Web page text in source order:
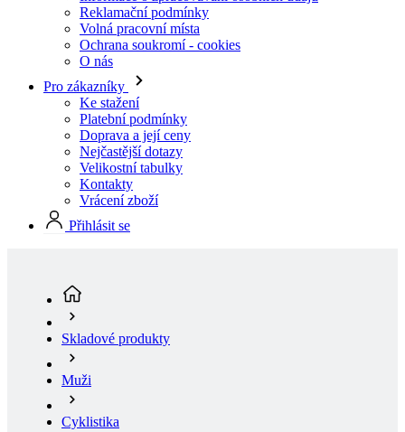
Pro zákazníky
Ke stažení
Platební podmínky
Doprava a její ceny
Nejčastější dotazy
Velikostní tabulky
Kontakty
Vrácení zboží
Přihlásit se
Muži
Cyklistika
Bundy
PASSION Z3 | Zimní bunda Diamond | black |